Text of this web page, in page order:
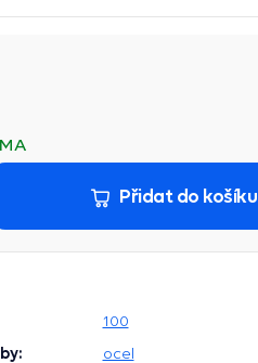
Přidat do košíku
100
ocel